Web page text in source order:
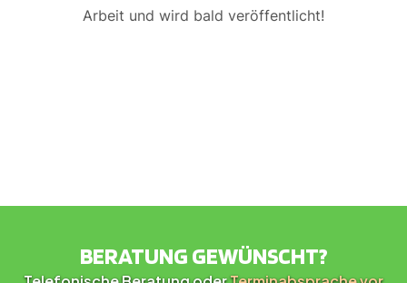
Arbeit und wird bald veröffentlicht!
BERATUNG GEWÜNSCHT?